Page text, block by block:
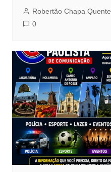
Robertão Chapa Quente
0